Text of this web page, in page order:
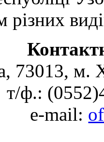
73013, м.
т/ф.:
e-mail: